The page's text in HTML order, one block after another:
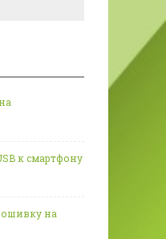
к смартфону
на